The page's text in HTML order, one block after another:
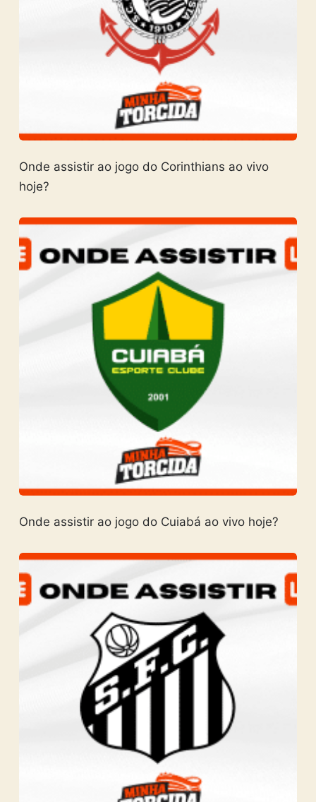
Onde assistir ao jogo do Corinthians ao vivo
hoje?
Onde assistir ao jogo do Cuiabá ao vivo hoje?